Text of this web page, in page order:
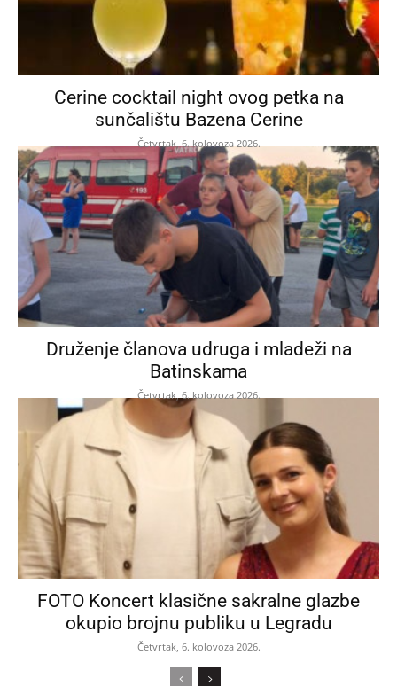
Cerine cocktail night ovog petka na
sunčalištu Bazena Cerine
Četvrtak, 6. kolovoza 2026.
Druženje članova udruga i mladeži na
Batinskama
Četvrtak, 6. kolovoza 2026.
FOTO Koncert klasične sakralne glazbe
okupio brojnu publiku u Legradu
Četvrtak, 6. kolovoza 2026.